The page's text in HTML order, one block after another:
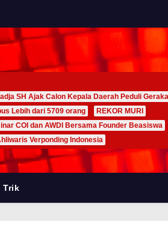
SH Ajak Calon Kepala Daerah Peduli
Lebih dari 5709 orang
REKOR MURI
COI dan AWDI Bersama Founder Beasiswa
Verponding Indonesia
Trik